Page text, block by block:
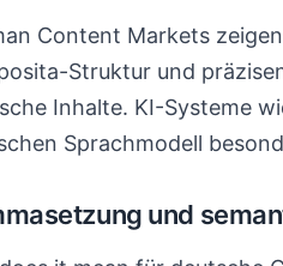
Content Markets
Struktur und
Inhalte. KI-Systeme
Sprachmodell
und